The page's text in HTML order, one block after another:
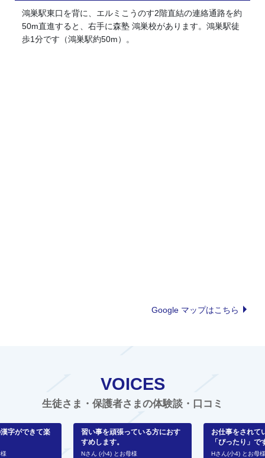
鴻巣駅東口を背に、エルミこうのす2階直結の連絡通路を約
50m直進すると、右手に森塾 鴻巣校があります。鴻巣駅徒
歩1分です（鴻巣駅約50m）。
Google マップはこちら
VOICES
生徒さま・保護者さまの体験談・口コミ
字ができて楽
習い事を頑張っている方におす
すめします。
Nさん (小4) とお母様
お仕事をされて
「ぴったり」で
Hさん(小4) とお母